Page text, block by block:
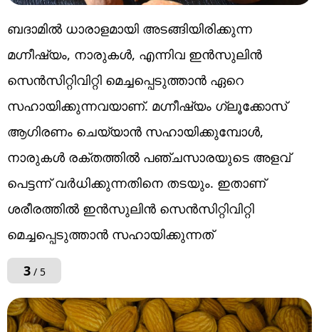
ബദാമിൽ ധാരാളമായി അടങ്ങിയിരിക്കുന്ന
മഗ്നീഷ്യം, നാരുകൾ, എന്നിവ ഇൻസുലിൻ
സെൻസിറ്റിവിറ്റി മെച്ചപ്പെടുത്താൻ ഏറെ
സഹായിക്കുന്നവയാണ്. മഗ്നീഷ്യം ഗ്ലൂക്കോസ്
ആഗിരണം ചെയ്യാൻ സഹായിക്കുമ്പോൾ,
നാരുകൾ രക്തത്തിൽ പഞ്ചസാരയുടെ അളവ്
പെട്ടന്ന് വർധിക്കുന്നതിനെ തടയും. ഇതാണ്
ശരീരത്തിൽ ഇൻസുലിൻ സെൻസിറ്റിവിറ്റി
മെച്ചപ്പെടുത്താൻ സഹായിക്കുന്നത്
3/ 5